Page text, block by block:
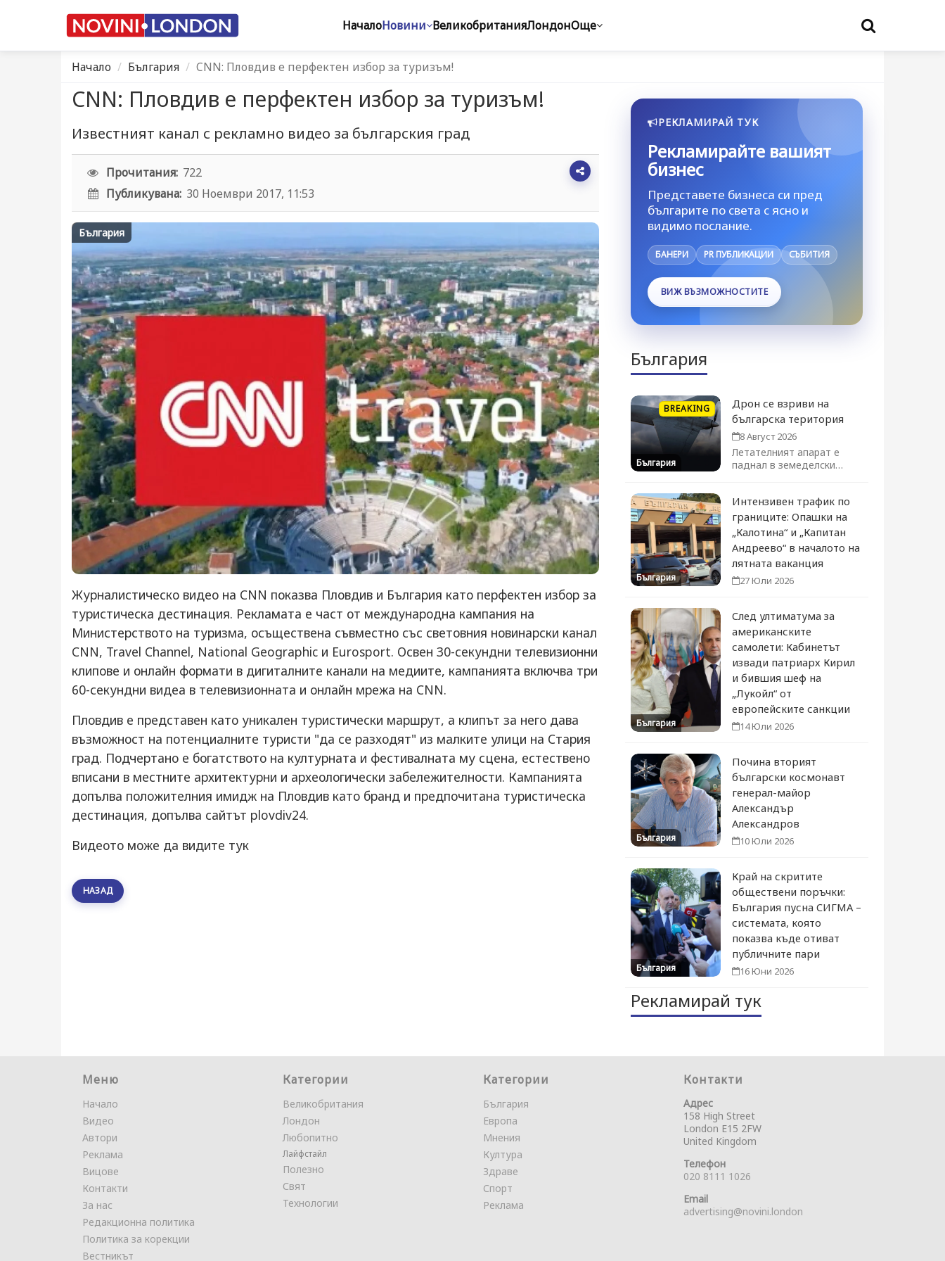
НачалоНовини ВеликобританияЛондонОще
Начало България CNN: Пловдив е перфектен избор за туризъм!
CNN: Пловдив е перфектен избор за туризъм!
Известният канал с рекламно видео за българския град
Прочитания: 722
Публикувана: 30 Ноември 2017, 11:53
България
Журналистическо видео на CNN показва Пловдив и България като перфектен избор за
туристическа дестинация. Рекламата е част от международна кампания на
Министерството на туризма, осъществена съвместно със световния новинарски канал
CNN, Travel Channel, National Geographic и Eurosport. Освен 30-секундни телевизионни
клипове и онлайн формати в дигиталните канали на медиите, кампанията включва три
60-секундни видеа в телевизионната и онлайн мрежа на CNN.
Пловдив е представен като уникален туристически маршрут, а клипът за него дава
възможност на потенциалните туристи "да се разходят" из малките улици на Стария
град. Подчертано е богатството на културната и фестивалната му сцена, естествено
вписани в местните архитектурни и археологически забележителности. Кампанията
допълва положителния имидж на Пловдив като бранд и предпочитана туристическа
дестинация, допълва сайтът plovdiv24.
Видеото може да видите тук
НАЗАД
РЕКЛАМИРАЙ ТУК
Рекламирайте вашият
бизнес
Представете бизнеса си пред
българите по света с ясно и
видимо послание.
БАНЕРИ PR ПУБЛИКАЦИИ СЪБИТИЯ
ВИЖ ВЪЗМОЖНОСТИТЕ
България
BREAKING
България
Дрон се взриви на
българска територия
8 Август 2026
Летателният апарат е
паднал в земеделски
България
Интензивен трафик по
границите: Опашки на
„Калотина“ и „Капитан
Андреево“ в началото на
лятната ваканция
27 Юли 2026
България
След ултиматума за
американските
самолети: Кабинетът
извади патриарх Кирил
и бившия шеф на
„Лукойл“ от
европейските санкции
14 Юли 2026
България
Почина вторият
български космонавт
генерал-майор
Александър
Александров
10 Юли 2026
България
Край на скритите
обществени поръчки:
България пусна СИГМА –
системата, която
показва къде отиват
публичните пари
16 Юни 2026
Рекламирай тук
Меню
Начало
Видео
Автори
Реклама
Вицове
Контакти
За нас
Редакционна политика
Политика за корекции
Вестникът
Категории
Великобритания
Лондон
Любопитно
Лайфстайл
Полезно
Свят
Технологии
Категории
България
Европа
Мнения
Култура
Здраве
Спорт
Реклама
Контакти
Адрес
158 High Street
London E15 2FW
United Kingdom
Телефон
020 8111 1026
Email
advertising@novini.london